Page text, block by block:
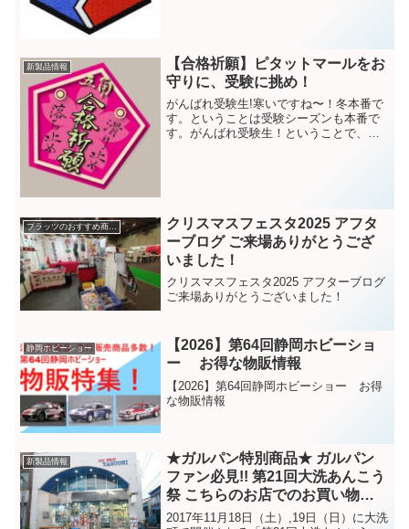
新製品情報
【合格祈願】ピタットマールをお
守りに、受験に挑め！
がんばれ受験生!寒いですね〜！冬本番で
す。ということは受験シーズンも本番で
す。がんばれ受験生！ということで、プ
プラッツのおすすめ商品紹介
クリスマスフェスタ2025 アフタ
ーブログ ご来場ありがとうござ
いました！
クリスマスフェスタ2025 アフターブログ
ご来場ありがとうございました！
静岡ホビーショー
【2026】第64回静岡ホビーショ
ー お得な物販情報
【2026】第64回静岡ホビーショー お得
な物販情報
新製品情報
★ガルパン特別商品★ ガルパン
ファン必見!! 第21回大洗あんこう
祭 こちらのお店でのお買い物を
忘れずに!!
2017年11月18日（土）,19日（日）に大洗